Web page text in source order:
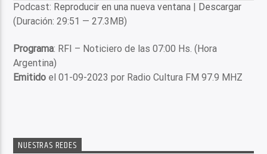
audio
Podcast: Reproducir en una nueva ventana | Descargar
(Duración: 29:51 — 27.3MB)
Programa: RFI – Noticiero de las 07:00 Hs. (Hora
Argentina)
Emitido el 01-09-2023 por Radio Cultura FM 97.9 MHZ
NUESTRAS REDES